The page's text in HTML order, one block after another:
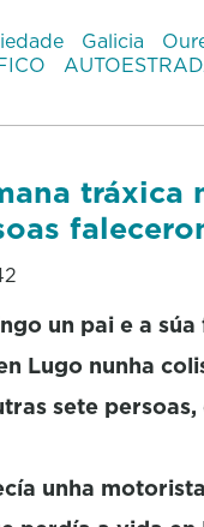
Galicia
tráxica
un pai e a
Lugo nunha
sete
unha